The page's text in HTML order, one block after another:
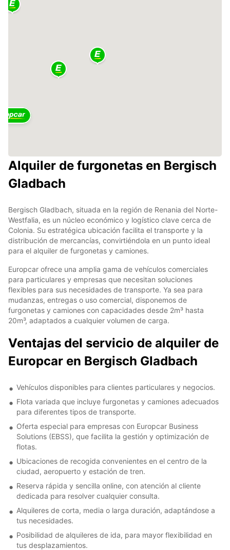
Alquiler de furgonetas en Bergisch
Gladbach
Bergisch Gladbach, situada en la región de Renania del Norte-
Westfalia, es un núcleo económico y logístico clave cerca de
Colonia. Su estratégica ubicación facilita el transporte y la
distribución de mercancías, convirtiéndola en un punto ideal
para el alquiler de furgonetas y camiones.
Europcar ofrece una amplia gama de vehículos comerciales
para particulares y empresas que necesitan soluciones
flexibles para sus necesidades de transporte. Ya sea para
mudanzas, entregas o uso comercial, disponemos de
furgonetas y camiones con capacidades desde 2m³ hasta
20m³, adaptados a cualquier volumen de carga.
Ventajas del servicio de alquiler de
Europcar en Bergisch Gladbach
Vehículos disponibles para clientes particulares y negocios.
Flota variada que incluye furgonetas y camiones adecuados
para diferentes tipos de transporte.
Oferta especial para empresas con Europcar Business
Solutions (EBSS), que facilita la gestión y optimización de
flotas.
Ubicaciones de recogida convenientes en el centro de la
ciudad, aeropuerto y estación de tren.
Reserva rápida y sencilla online, con atención al cliente
dedicada para resolver cualquier consulta.
Alquileres de corta, media o larga duración, adaptándose a
tus necesidades.
Posibilidad de alquileres de ida, para mayor flexibilidad en
tus desplazamientos.